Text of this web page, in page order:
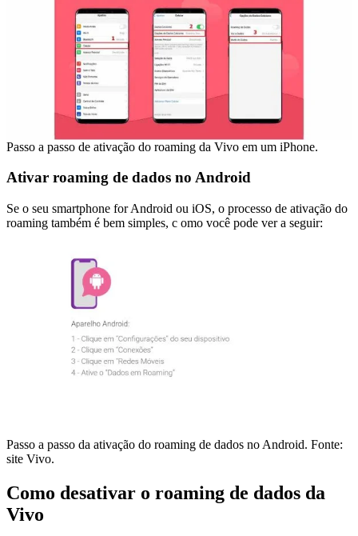
Passo a passo de ativação do roaming da Vivo em um iPhone.
Ativar roaming de dados no Android
Se o seu smartphone for Android ou iOS, o processo de ativação do
roaming também é bem simples, c omo você pode ver a seguir:
Passo a passo da ativação do roaming de dados no Android. Fonte:
site Vivo.
Como desativar o roaming de dados da
Vivo